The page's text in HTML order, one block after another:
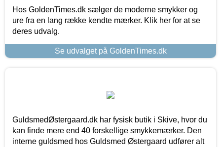
Hos GoldenTimes.dk sælger de moderne smykker og
ure fra en lang række kendte mærker. Klik her for at se
deres udvalg.
Se udvalget på GoldenTimes.dk
GuldsmedØstergaard.dk har fysisk butik i Skive, hvor du
kan finde mere end 40 forskellige smykkemærker. Den
interne guldsmed hos Guldsmed Østergaard udfører alt